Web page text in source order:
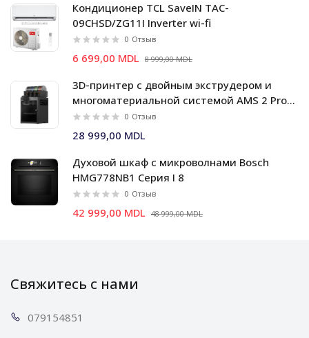
Кондиционер TCL SaveIN TAC-
09CHSD/ZG11I Inverter wi-fi
0 Отзыв
6 699,00 MDL 8 999,00 MDL
3D-принтер с двойным экструдером и
многоматериальной системой AMS 2 Pro
Bambu Lab X2D Combo
0 Отзыв
28 999,00 MDL
Духовой шкаф c микроволнами Bosch
HMG778NB1 Серия I 8
0 Отзыв
42 999,00 MDL 48 999,00 MDL
Свяжитесь с нами
0791 54851